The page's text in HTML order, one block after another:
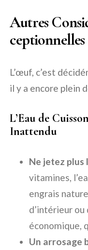
Autres
ceptionnelles
L’œuf, c’est
il y a encore plein
L’Eau de
Inattendu
Ne jetez plus
vitamines,
engrais
d’intérieur ou
économique,
Un arrosage